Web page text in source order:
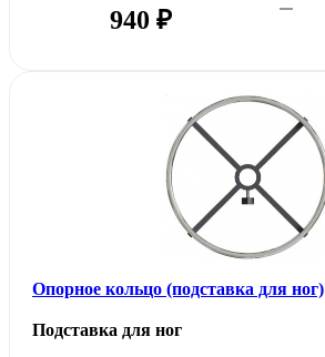
940 ₽
Опорное кольцо (подставка для ног)
Подставка для ног